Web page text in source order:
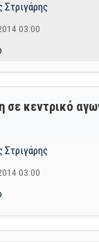
Στριγάρης
03:00
σε κεντρικό
Στριγάρης
03:00